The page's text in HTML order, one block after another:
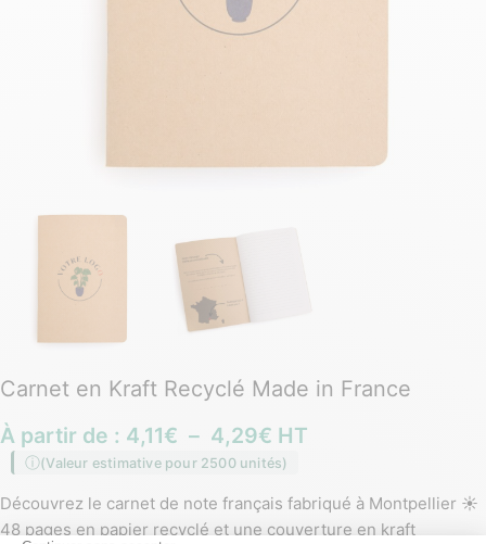
Carnet en Kraft Recyclé Made in France
À partir de : 4,11€ – 4,29€ HT
(Valeur estimative pour 2500 unités)
Découvrez le carnet de note français fabriqué à Montpellier ☀️
48 pages en papier recyclé et une couverture en kraft